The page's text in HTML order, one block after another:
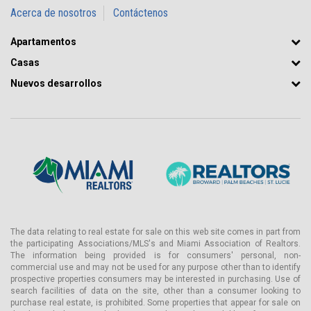
Las residencias cuentan con distribuciones espaciosas, alturas de
y ventanas del piso al techo, balcones franceses y terrazas
serenas.
Cassia Coral Gables: Características de las
único.
Más información detallada:
• Colección de muebles italianos, incluidos armarios empotrados
en los dormitorios principales
• Iluminación personalizada de diseño
• Cortinas opacas en la sala de estar y dormitorios
Acerca de nosotros Contáctenos
Apartamentos
Casas
Nuevos desarrollos
The data relating to real estate for sale on this web site comes in part from
the participating Associations/MLS's and Miami Association of Realtors.
The information being provided is for consumers' personal, non-
commercial use and may not be used for any purpose other than to identify
prospective properties consumers may be interested in purchasing. Use of
search facilities of data on the site, other than a consumer looking to
purchase real estate, is prohibited. Some properties that appear for sale on